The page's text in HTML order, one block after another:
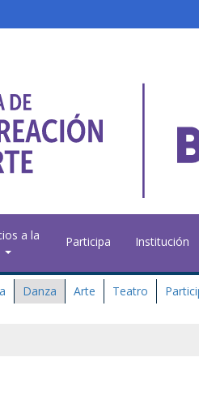
a la
Participa Institución
Danza Arte Teatro